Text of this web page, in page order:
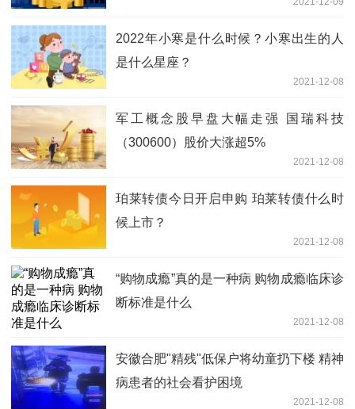
2022年小寒是什么时候？小寒出生的人
是什么星座？
2021-12-08
军工概念股早盘大幅走强 国瑞科技
（300600）股价大涨超5%
2021-12-08
珀莱转债今日开启申购 珀莱转债什么时
候上市？
2021-12-08
“购物成瘾”真的是一种病 购物成瘾临床诊
断标准是什么
2021-12-08
安徽合肥"精残"低保户将幼童扔下楼 精神
病患者的社会看护困境
2021-12-08